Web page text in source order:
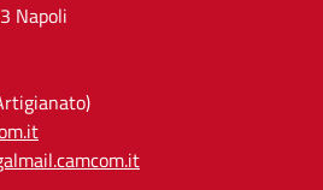
Napoli